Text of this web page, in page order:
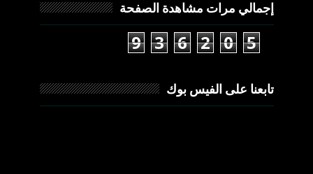
إجمالي مرات مشاهدة الصفحة
9 3 6 2 0 5
تابعنا على الفيس بوك